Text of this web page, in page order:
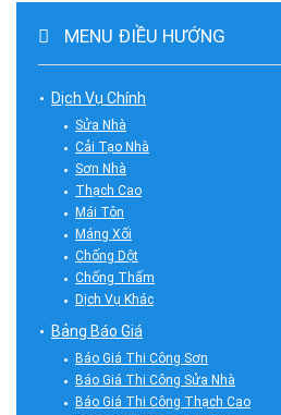
MENU ĐIỀU HƯỚNG
Dịch Vụ Chính
Sửa Nhà
Cải Tạo Nhà
Sơn Nhà
Thạch Cao
Mái Tôn
Máng Xối
Chống Dột
Chống Thấm
Dịch Vụ Khác
Bảng Báo Giá
Báo Giá Thi Công Sơn
Báo Giá Thi Công Sửa Nhà
Báo Giá Thi Công Thạch Cao